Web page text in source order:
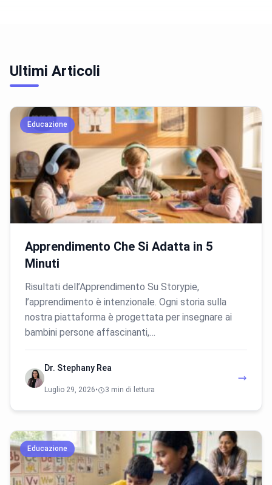
Ultimi Articoli
Educazione
Apprendimento Che Si Adatta in 5
Minuti
Risultati dell’Apprendimento Su Storypie,
l’apprendimento è intenzionale. Ogni storia sulla
nostra piattaforma è progettata per insegnare ai
bambini persone affascinanti,…
Dr. Stephany Rea
Luglio 29, 2026• 3 min di lettura
Educazione